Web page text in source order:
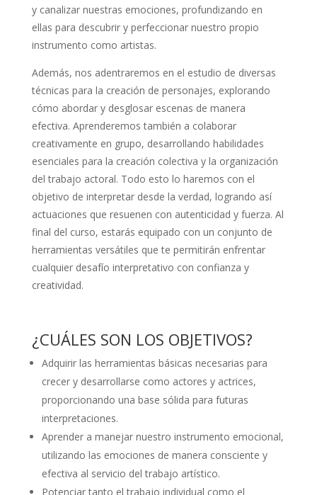
y canalizar nuestras emociones, profundizando en
ellas para descubrir y perfeccionar nuestro propio
instrumento como artistas.
Además, nos adentraremos en el estudio de diversas
técnicas para la creación de personajes, explorando
cómo abordar y desglosar escenas de manera
efectiva. Aprenderemos también a colaborar
creativamente en grupo, desarrollando habilidades
esenciales para la creación colectiva y la organización
del trabajo actoral. Todo esto lo haremos con el
objetivo de interpretar desde la verdad, logrando así
actuaciones que resuenen con autenticidad y fuerza. Al
final del curso, estarás equipado con un conjunto de
herramientas versátiles que te permitirán enfrentar
cualquier desafío interpretativo con confianza y
creatividad.
¿CUÁLES SON LOS OBJETIVOS?
Adquirir las herramientas básicas necesarias para
crecer y desarrollarse como actores y actrices,
proporcionando una base sólida para futuras
interpretaciones.
Aprender a manejar nuestro instrumento emocional,
utilizando las emociones de manera consciente y
efectiva al servicio del trabajo artístico.
Potenciar tanto el trabajo individual como el